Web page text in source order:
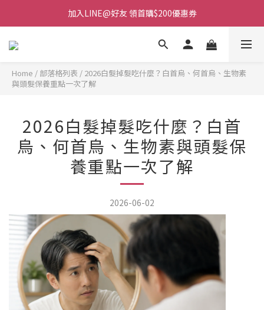
加入LINE@好友 領首購$200優惠券
Home / 部落格列表 / 2026白髮掉髮吃什麼？白首烏、何首烏、生物素
與頭髮保養重點一次了解
2026白髮掉髮吃什麼？白首
烏、何首烏、生物素與頭髮保
養重點一次了解
2026-06-02